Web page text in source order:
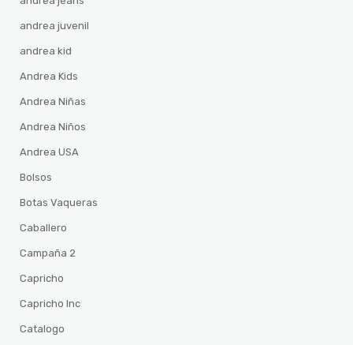
andrea juvenil
andrea kid
Andrea Kids
Andrea Niñas
Andrea Niños
Andrea USA
Bolsos
Botas Vaqueras
Caballero
Campaña 2
Capricho
Capricho Inc
Catalogo